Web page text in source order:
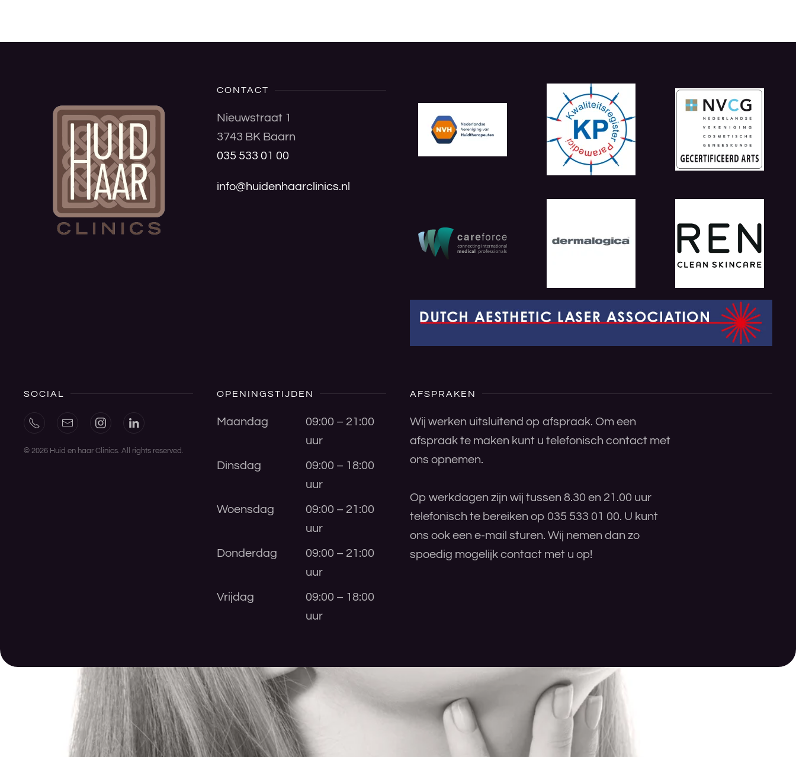
CONTACT
Nieuwstraat 1
3743 BK Baarn
035 533 01 00
info@huidenhaarclinics.nl
SOCIAL
© 2026 Huid en haar Clinics. All rights reserved.
OPENINGSTIJDEN
Maandag
09:00 – 21:00
uur
Dinsdag
09:00 – 18:00
uur
Woensdag
09:00 – 21:00
uur
Donderdag
09:00 – 21:00
uur
Vrijdag
09:00 – 18:00
uur
AFSPRAKEN
Wij werken uitsluitend op afspraak. Om een
afspraak te maken kunt u telefonisch contact met
ons opnemen.
Op werkdagen zijn wij tussen 8.30 en 21.00 uur
telefonisch te bereiken op 035 533 01 00. U kunt
ons ook een e-mail sturen. Wij nemen dan zo
spoedig mogelijk contact met u op!